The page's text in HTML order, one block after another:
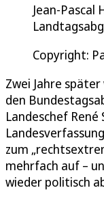
Jean-Pascal
Copyright:
Zwei Jahre
den
Landeschef
zum
mehrfach auf –
wieder politisch